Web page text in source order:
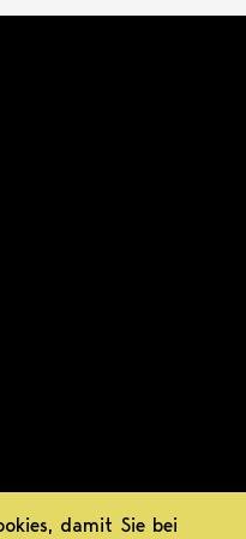
damit Sie bei